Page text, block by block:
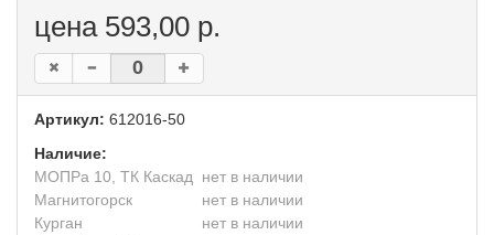
цена 593,00 р.
Артикул: 612016-50
Наличие:
МОПРа 10, ТК Каскад
нет в наличии
Магнитогорск
нет в наличии
Курган
нет в наличии